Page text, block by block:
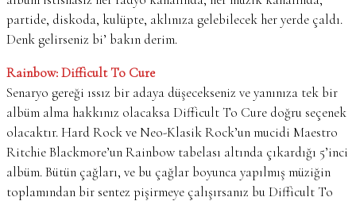
partide, diskoda, kulüpte, aklınıza gelebilecek her yerde çaldı.
Denk gelirseniz bi’ bakın derim.
Rainbow: Difficult To Cure
Senaryo gereği ıssız bir adaya düşecekseniz ve yanınıza tek bir
albüm alma hakkınız olacaksa Difficult To Cure doğru seçenek
olacaktır. Hard Rock ve Neo-Klasik Rock’un mucidi Maestro
Ritchie Blackmore’un Rainbow tabelası altında çıkardığı 5’inci
albüm. Bütün çağları, ve bu çağlar boyunca yapılmış müziğin
toplamından bir sentez pişirmeye çalışırsanız bu Difficult To